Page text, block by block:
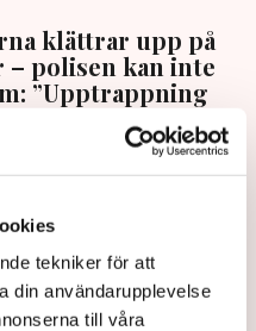
tekniker för att
din användarupplevelse
till våra
klättrar upp på
– polisen kan inte
”Upptrappning
nivå”
av aktivister
agerande vid